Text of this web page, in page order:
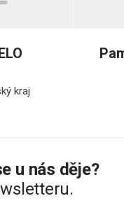
kraj
u nás děje?